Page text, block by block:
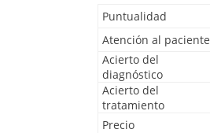
Puntualidad
Atención al paciente
Acierto del
diagnóstico
Acierto del
tratamiento
Precio